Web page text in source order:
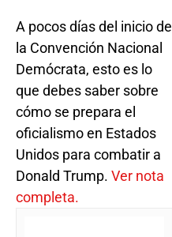
A pocos días del inicio de
la Convención Nacional
Demócrata, esto es lo
que debes saber sobre
cómo se prepara el
oficialismo en Estados
Unidos para combatir a
Donald Trump. Ver nota
completa.